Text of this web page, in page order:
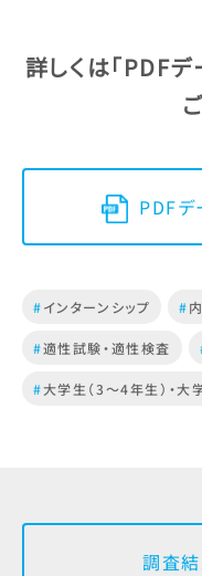
詳しくは「PDF
PDFデ
#インターンシップ #
#適性試験・適性検査
#大学生（3～4年生）・大
調査